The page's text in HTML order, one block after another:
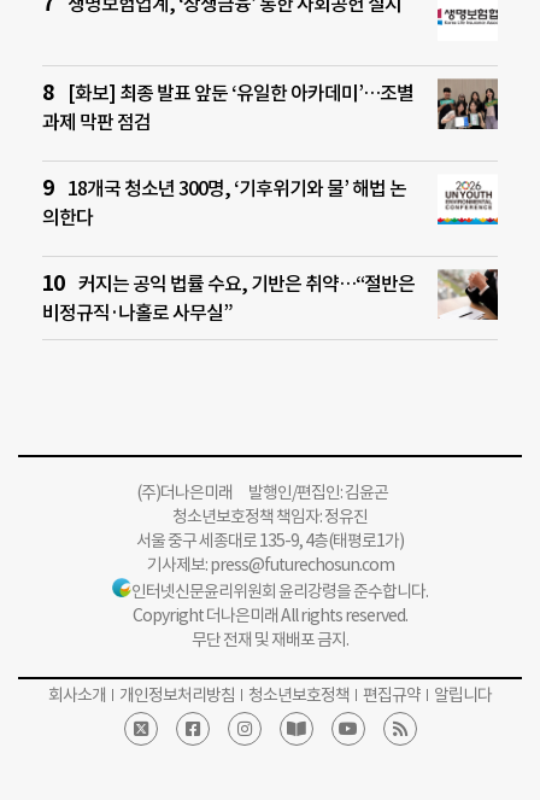
[화보] 최종 발표 앞둔 ‘유일한 아카데미’…조별
과제 막판 점검
18개국 청소년 300명, ‘기후위기와 물’ 해법 논
의한다
커지는 공익 법률 수요, 기반은 취약…“절반은
비정규직·나홀로 사무실”
(주)더나은미래 발행인/편집인: 김윤곤
청소년보호정책 책임자: 정유진
서울 중구 세종대로 135-9, 4층(태평로1가)
기사제보:press@futurechosun.com
인터넷신문윤리위원회 윤리강령을 준수합니다.
Copyright 더나은미래 All rights reserved.
무단 전재 및 재배포 금지.
회사소개 개인정보처리방침 청소년보호정책 편집규약 알립니다